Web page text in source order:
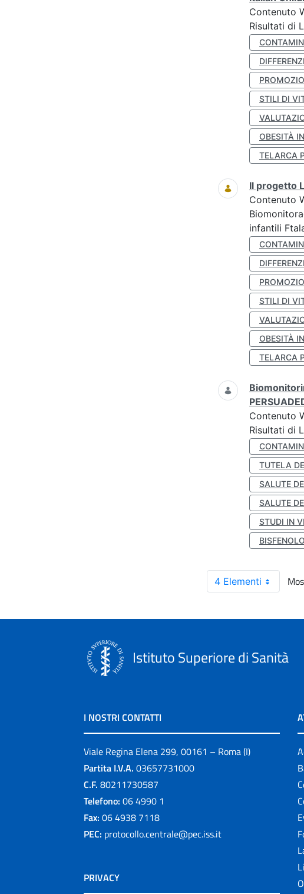
Contenuto
Risultati di
STILI DI
OBESITÀ
TELARCA
Il progetto
Contenuto
infantili
STILI DI
OBESITÀ
TELARCA
Contenuto
Risultati di
TUTELA
SALUTE
SALUTE
STUDI IN
4 Elementi
Istituto Superiore di Sanità
I NOSTRI CONTATTI
Viale Regina Elena 299, 00161 – Roma (I)
Partita I.V.A. 03657731000
C.F. 80211730587
Telefono: 06 4990 1
Fax: 06 4938 7118
PEC: protocollo.centrale@pec.iss.it
PRIVACY